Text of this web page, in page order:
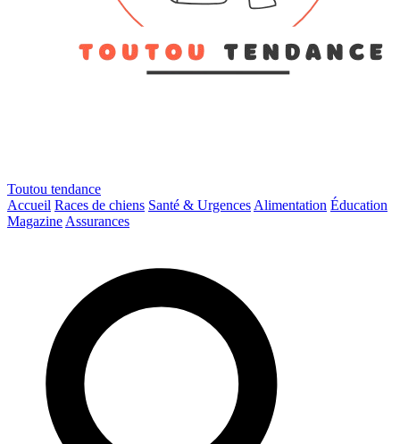
Toutou tendance
Accueil Races de chiens Santé & Urgences Alimentation Éducation
Magazine Assurances